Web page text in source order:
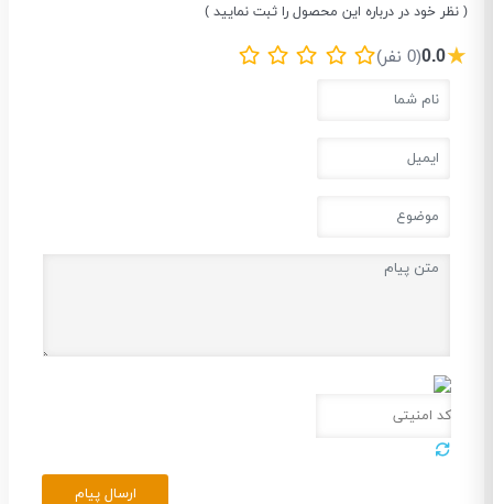
( نظر خود در درباره این محصول را ثبت نمایید )
★
0.0(0 نفر)
ارسال پیام